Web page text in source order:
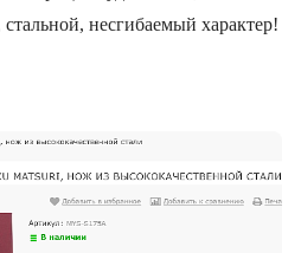
несгибаемый характер!